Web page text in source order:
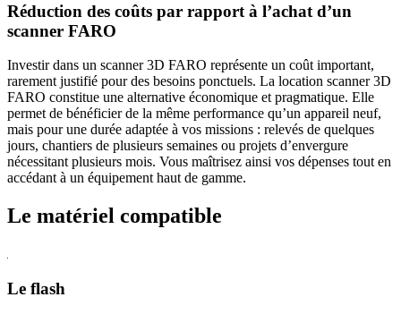
Réduction des coûts par rapport à l’achat d’un
scanner FARO
Investir dans un scanner 3D FARO représente un coût important,
rarement justifié pour des besoins ponctuels. La location scanner 3D
FARO constitue une alternative économique et pragmatique. Elle
permet de bénéficier de la même performance qu’un appareil neuf,
mais pour une durée adaptée à vos missions : relevés de quelques
jours, chantiers de plusieurs semaines ou projets d’envergure
nécessitant plusieurs mois. Vous maîtrisez ainsi vos dépenses tout en
accédant à un équipement haut de gamme.
Le matériel compatible
Le flash